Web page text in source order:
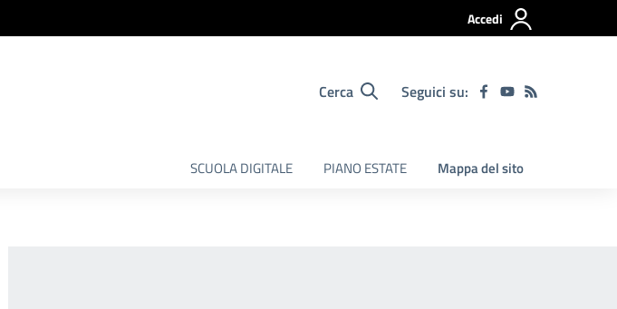
Accedi
Cerca Seguici su:
SCUOLA DIGITALE PIANO ESTATE Mappa del sito